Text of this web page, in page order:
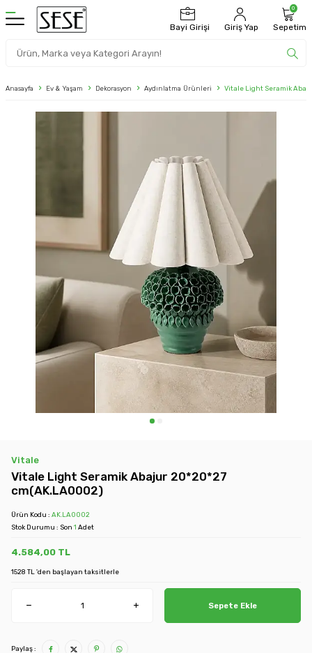
Bayi Girişi Giriş Yap
0
Sepetim
Anasayfa Ev & Yaşam Dekorasyon Aydınlatma Ürünleri Vitale Light Seramik
Vitale
Vitale Light Seramik Abajur 20*20*27
cm(AK.LA0002)
Ürün Kodu : AK.LA0002
Stok Durumu : Son 1 Adet
4.584,00 TL
1528 TL 'den başlayan taksitlerle
Sepete Ekle
Paylaş :